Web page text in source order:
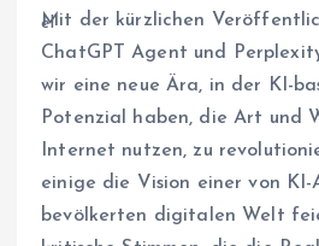
Mit der kürzlichen
ChatGPT Agent und
wir eine neue Ära, in der KI-
Potenzial haben, die Art und
Internet nutzen, zu
einige die Vision einer von KI-
bevölkerten digitalen Welt